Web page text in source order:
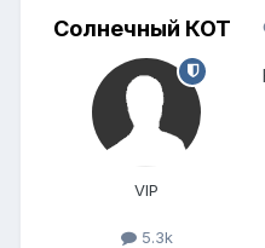
Солнечный КОТ
VIP
5.3k